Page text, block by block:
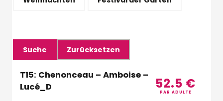
T15: Chenonceau – Amboise – Clos
Lucé_D
52.5 €
PAR ADULTE